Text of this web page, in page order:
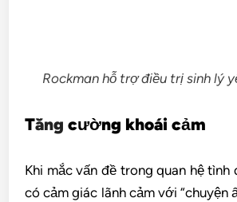
Rockman hỗ trợ điều trị sinh lý
Tăng cường khoái cảm
Khi mắc vấn đề trong quan hệ tình
có cảm giác lãnh cảm với “chuyện